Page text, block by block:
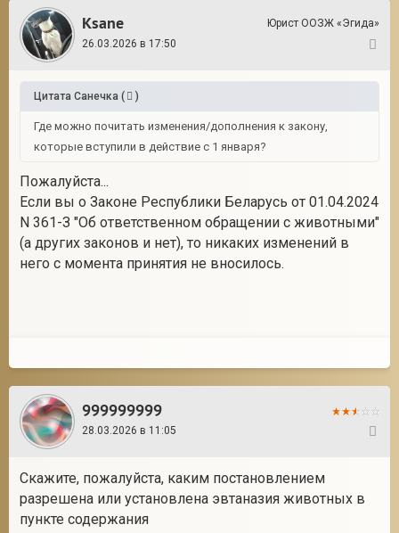
Ksane
Юрист ООЗЖ «Эгида»
26.03.2026 в 17:50
Цитата Санечка ( )
Где можно почитать изменения/дополнения к закону,
которые вступили в действие с 1 января?
Пожалуйста...
Если вы о Законе Республики Беларусь от 01.04.2024
N 361-З "Об ответственном обращении с животными"
(а других законов и нет), то никаких изменений в
него с момента принятия не вносилось.
999999999
28.03.2026 в 11:05
Скажите, пожалуйста, каким постановлением
разрешена или установлена эвтаназия животных в
пункте содержания